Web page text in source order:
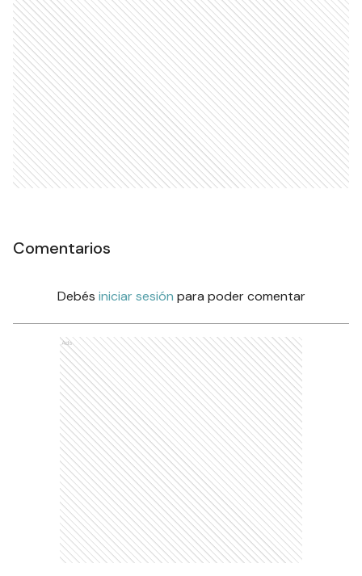
Comentarios
Debés iniciar sesión para poder comentar
Ads